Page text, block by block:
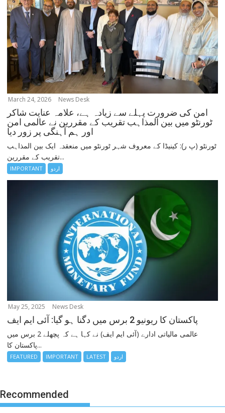
March 24, 2026 News Desk
امن کی ضرورت پہلے سے زیادہ ہے، علامہ عنایت شاکر
ٹورنٹو میں بین المذاہب تقریب کے مقررین نے عالمی امن
اور ہم آہنگی پر زور دیا
ٹورنٹو (پ ر): کینیڈا کے معروف شہر ٹورنٹو میں منعقدہ ایک بین المذاہب
تقریب کے مقررین...
IMPORTANT اردو
May 25, 2025 News Desk
پاکستان کا ریونیو 2 برس میں دگنا ہو گیا: آئی ایم ایف
عالمی مالیاتی ادارے (آئی ایم ایف) نے کہا ہے کہ پچھلے 2 برس میں
پاکستان کا...
FEATURED IMPORTANT LATEST اردو
Recommended